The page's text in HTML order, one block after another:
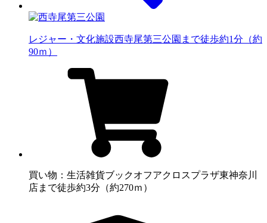
レジャー・文化施設西寺尾第三公園まで徒歩約1分（約
90ｍ）
買い物：生活雑貨ブックオフアクロスプラザ東神奈川
店まで徒歩約3分（約270ｍ）